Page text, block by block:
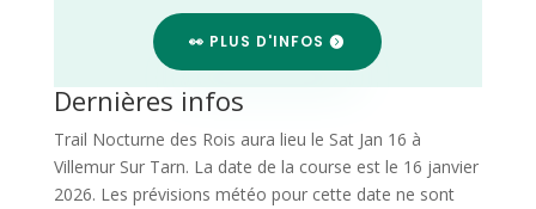
👀 PLUS D'INFOS
Dernières infos
Trail Nocturne des Rois aura lieu le Sat Jan 16 à
Villemur Sur Tarn. La date de la course est le 16 janvier
2026. Les prévisions météo pour cette date ne sont